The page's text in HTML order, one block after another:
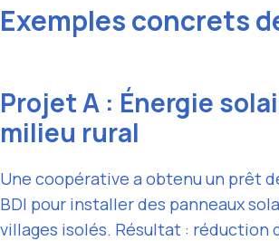
Exemples concrets
Projet A : Énergie
milieu rural
Une coopérative a obtenu un prêt
BDI pour installer des panneaux
villages isolés. Résultat : réduction